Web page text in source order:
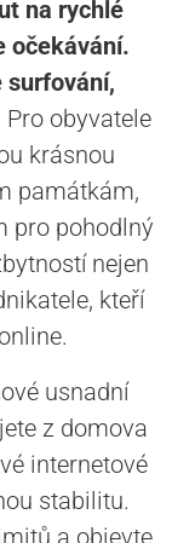
na rychlé
očekávání.
surfování,
Pro obyvatele
krásnou
památkám,
pro pohodlný
nejen
kteří
usnadní
z domova
internetové
stabilitu.